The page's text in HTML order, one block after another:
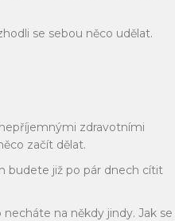
se sebou něco udělat.
zdravotními
začít dělat.
budete již po pár dnech cítit
na někdy jindy. Jak se